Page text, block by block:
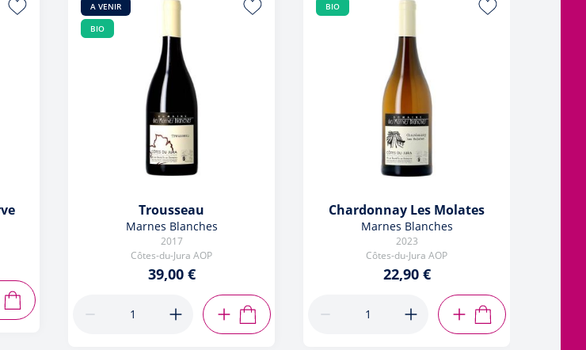
AJOUTER AU PANIER
A VENIR
BIO
Trousseau
Marnes Blanches
2017
Côtes-du-Jura AOP
39,00 €
AJOUTER AU PANIER
BIO
Chardonnay Les Molates
Marnes Blanches
2023
Côtes-du-Jura AOP
22,90 €
AJOUTER AU PANIER